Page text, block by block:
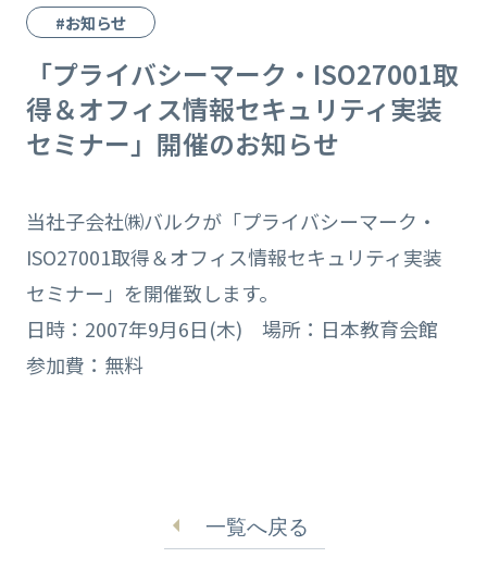
#お知らせ
「プライバシーマーク・ISO27001取
得＆オフィス情報セキュリティ実装
セミナー」開催のお知らせ
当社子会社㈱バルクが「プライバシーマーク・
ISO27001取得＆オフィス情報セキュリティ実装
セミナー」を開催致します。
日時：2007年9月6日(木) 場所：日本教育会館
参加費：無料
一覧へ戻る